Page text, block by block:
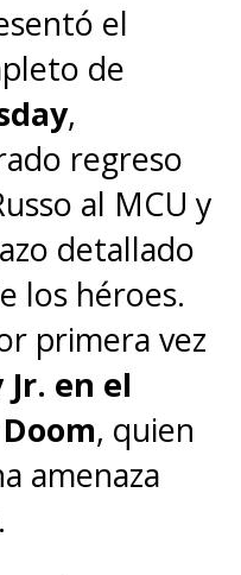
el
de
,
regreso
al MCU y
detallado
los héroes.
primera vez
en el
, quien
amenaza